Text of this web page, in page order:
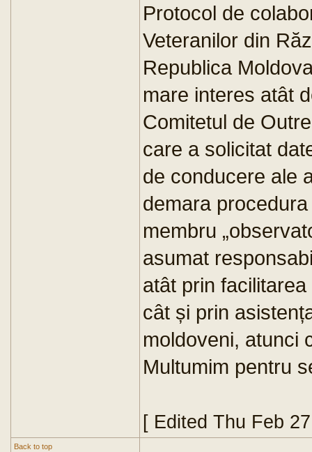
Protocol de
Veteranilor din
Republica
mare interes atât
Comitetul de
care a solicitat
de conducere ale
demara
membru
asumat
atât prin
cât și prin
moldoveni, atunci
Multumim pentru
[ Edited Thu Feb
Back to top